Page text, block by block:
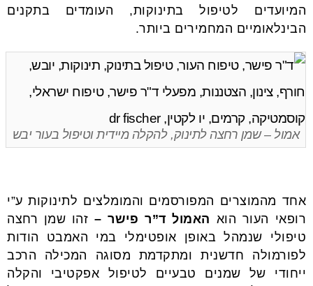
המיועדים לטיפול בתינוקות, העומדים בתקנים
הבינלאומיים המחמירים ביותר.
אמול – שמן רחצה לתינוק, להקלה מיידית וטיפול בעור יבש
אחד מהמוצרים המפורסמים והמומלצים לתינוקות ע”י
רופאי העור הוא האמול ד”ר פישר – זהו שמן רחצה
טיפולי שנמהל באופן אופטימלי במי האמבט הודות
לפורמולה חדשנית ומתקדמת מסוגה המכילה הרכב
ייחודי של שמנים טבעיים לטיפול אפקטיבי והקלה